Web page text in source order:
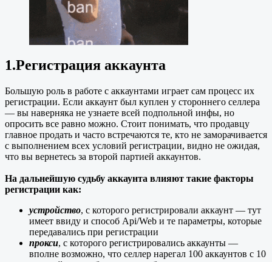
1.Регистрация аккаунта
Большую роль в работе с аккаунтами играет сам процесс их
регистрации. Если аккаунт был куплен у стороннего селлера
— вы наверняка не узнаете всей подпольной инфы, но
опросить все равно можно. Стоит понимать, что продавцу
главное продать и часто встречаются те, кто не заморачивается
с выполнением всех условий регистрации, видно не ожидая,
что вы вернетесь за второй партией аккаунтов.
На дальнейшую судьбу аккаунта влияют такие факторы
регистрации как:
устройство, с которого регистрировали аккаунт — тут
имеет ввиду и способ Api/Web и те параметры, которые
передавались при регистрации
прокси, с которого регистрировались аккаунты —
вполне возможно, что селлер нарегал 100 аккаунтов с 10